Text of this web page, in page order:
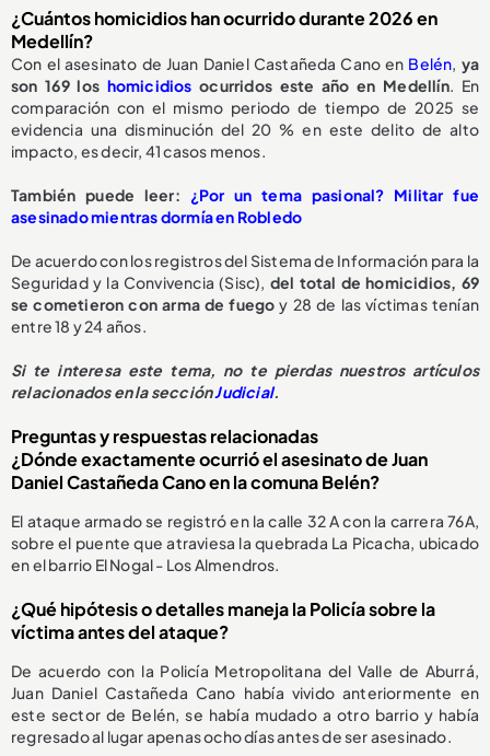
¿Cuántos homicidios han ocurrido durante 2026 en
Medellín?
Con el asesinato de Juan Daniel Castañeda Cano en Belén, ya
son 169 los homicidios ocurridos este año en Medellín. En
comparación con el mismo periodo de tiempo de 2025 se
evidencia una disminución del 20 % en este delito de alto
impacto, es decir, 41 casos menos.
También puede leer: ¿Por un tema pasional? Militar fue
asesinado mientras dormía en Robledo
De acuerdo con los registros del Sistema de Información para la
Seguridad y la Convivencia (Sisc), del total de homicidios, 69
se cometieron con arma de fuego y 28 de las víctimas tenían
entre 18 y 24 años.
Si te interesa este tema, no te pierdas nuestros artículos
relacionados en la secciónJudicial.
Preguntas y respuestas relacionadas
¿Dónde exactamente ocurrió el asesinato de Juan
Daniel Castañeda Cano en la comuna Belén?
El ataque armado se registró en la calle 32 A con la carrera 76A,
sobre el puente que atraviesa la quebrada La Picacha, ubicado
en el barrio El Nogal - Los Almendros.
¿Qué hipótesis o detalles maneja la Policía sobre la
víctima antes del ataque?
De acuerdo con la Policía Metropolitana del Valle de Aburrá,
Juan Daniel Castañeda Cano había vivido anteriormente en
este sector de Belén, se había mudado a otro barrio y había
regresado al lugar apenas ocho días antes de ser asesinado.